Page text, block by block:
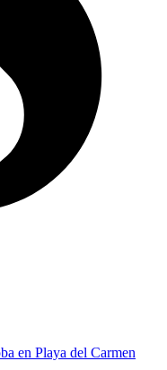
en Playa del Carmen